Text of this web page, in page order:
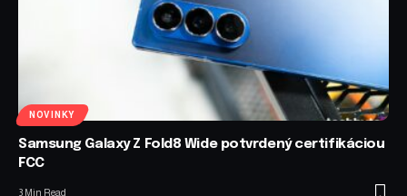
NOVINKY
Samsung Galaxy Z Fold8 Wide potvrdený certifikáciou
FCC
3 Min Read